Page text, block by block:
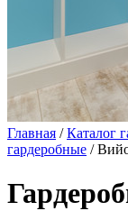
Главная /Каталог
гардеробные /